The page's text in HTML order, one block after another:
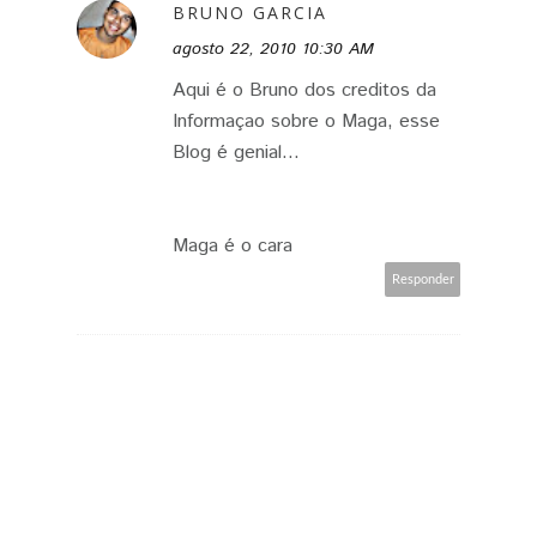
BRUNO GARCIA
agosto 22, 2010 10:30 AM
Aqui é o Bruno dos creditos da
Informaçao sobre o Maga, esse
Blog é genial...
Maga é o cara
Responder